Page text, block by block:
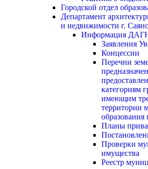
Городской отдел
Департамент
и недвижимости г.
Информация
Заявления
Концессии
Перечни
категориям
имеющим
территории
образования
Планы
Проверки
имущества
Реестр